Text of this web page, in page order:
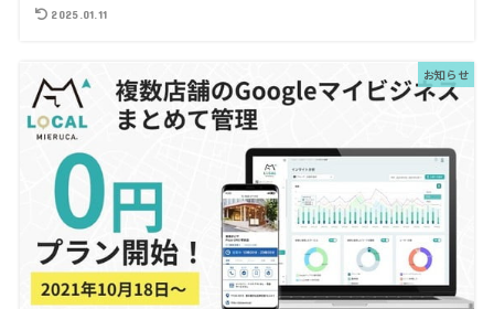
2025.01.11
お知らせ